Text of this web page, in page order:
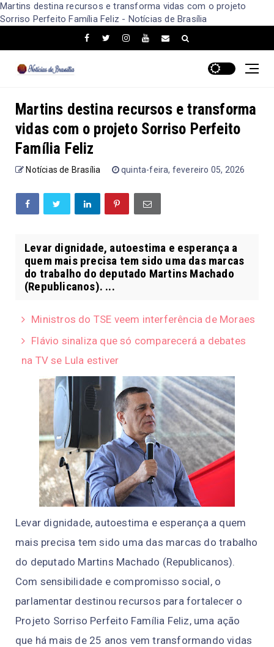
Martins destina recursos e transforma vidas com o projeto
Sorriso Perfeito Família Feliz - Notícias de Brasília
Martins destina recursos e transforma
vidas com o projeto Sorriso Perfeito
Família Feliz
Notícias de Brasília quinta-feira, fevereiro 05, 2026
Levar dignidade, autoestima e esperança a
quem mais precisa tem sido uma das marcas
do trabalho do deputado Martins Machado
(Republicanos). ...
Ministros do TSE veem interferência de Moraes
Flávio sinaliza que só comparecerá a debates
na TV se Lula estiver
Levar dignidade, autoestima e esperança a quem
mais precisa tem sido uma das marcas do trabalho
do deputado Martins Machado (Republicanos).
Com sensibilidade e compromisso social, o
parlamentar destinou recursos para fortalecer o
Projeto Sorriso Perfeito Família Feliz, uma ação
que há mais de 25 anos vem transformando vidas